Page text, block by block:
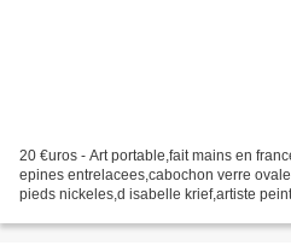
20 €uros - Art portable,fait mains en
epines entrelacees,cabochon verre
pieds nickeles,d isabelle krief,artiste